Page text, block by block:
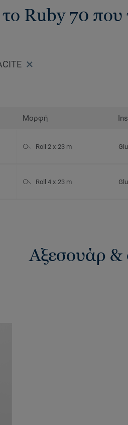
Ruby 70 που
Μορφή
Roll 2 x 23 m
Roll 4 x 23 m
Αξεσουάρ &